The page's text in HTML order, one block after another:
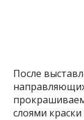
После
слоями